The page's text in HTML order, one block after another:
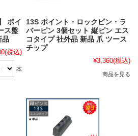
ポイ
ス盤
品
(税込)
本
13S ポイント・ロックピン・ラ
バーピン 3個セット 縦ピン エス
コタイプ 社外品 新品 爪 ツース
チップ
¥3,360(税込)
商品を見る